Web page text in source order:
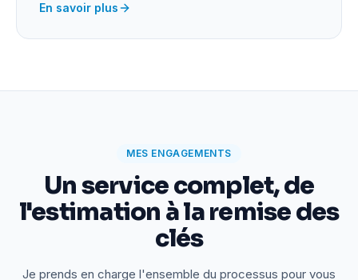
En savoir plus
MES ENGAGEMENTS
Un service complet, de
l'estimation à la remise des
clés
Je prends en charge l'ensemble du processus pour vous